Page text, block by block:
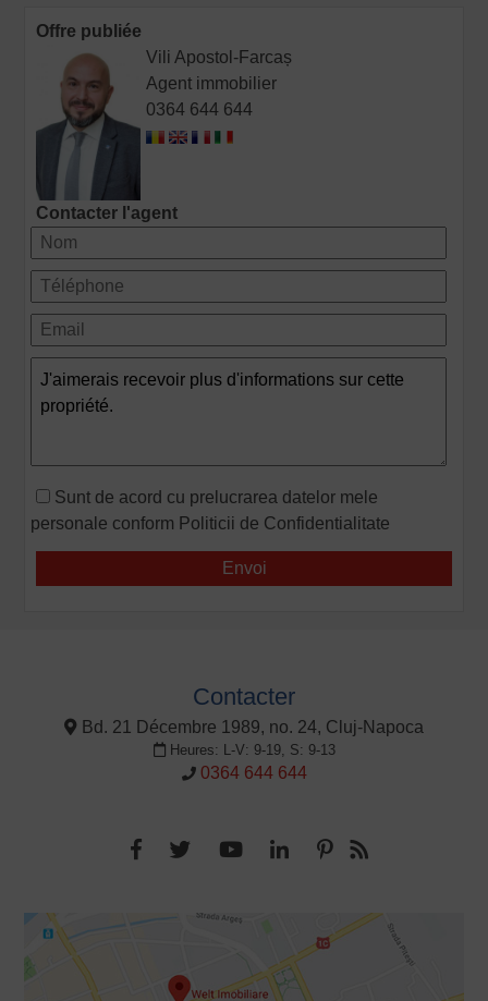
Offre publiée
Vili Apostol-Farcaș
Agent immobilier
0364 644 644
Contacter l'agent
Sunt de acord cu prelucrarea datelor mele
personale conform Politicii de Confidentialitate
Contacter
Bd. 21 Décembre 1989, no. 24, Cluj-Napoca
Heures: L-V: 9-19, S: 9-13
0364 644 644